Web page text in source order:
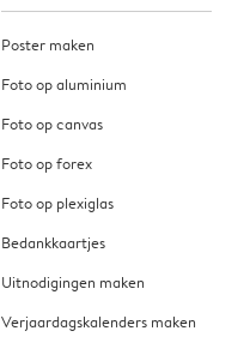
Poster maken
Foto op aluminium
Foto op canvas
Foto op forex
Foto op plexiglas
Bedankkaartjes
Uitnodigingen maken
Verjaardagskalenders maken